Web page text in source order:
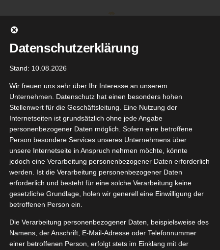
springen
Gehe zu ...
Datenschutzerklärung
Stand: 10.08.2026
Wir freuen uns sehr über Ihr Interesse an unserem
Unternehmen. Datenschutz hat einen besonders hohen
Stellenwert für die Geschäftsleitung. Eine Nutzung der
Internetseiten ist grundsätzlich ohne jede Angabe
personenbezogener Daten möglich. Sofern eine betroffene
Person besondere Services unseres Unternehmens über
unsere Internetseite in Anspruch nehmen möchte, könnte
jedoch eine Verarbeitung personenbezogener Daten erforderlich
werden. Ist die Verarbeitung personenbezogener Daten
erforderlich und besteht für eine solche Verarbeitung keine
gesetzliche Grundlage, holen wir generell eine Einwilligung der
betroffenen Person ein.
Die Verarbeitung personenbezogener Daten, beispielsweise des
Namens, der Anschrift, E-Mail-Adresse oder Telefonnummer
einer betroffenen Person, erfolgt stets im Einklang mit der